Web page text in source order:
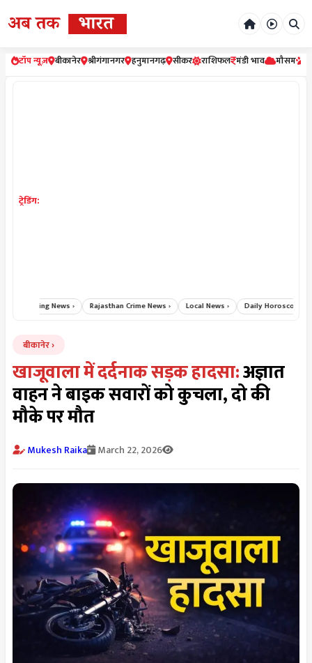
टॉप न्यूज़ बीकानेर श्रीगंगानगर हनुमानगढ़ सीकर राशिफल मंडी भाव मौसम
ट्रेडिंग:
Breaking News › Rajasthan Crime News › Local News › Daily Horoscope
बीकानेर
खाजूवाला में दर्दनाक सड़क हादसा:अज्ञात
वाहन ने बाइक सवारों को कुचला, दो की
मौके पर मौत
Mukesh Raika March 22, 2026